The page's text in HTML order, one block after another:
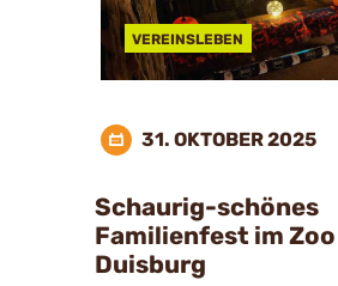
VEREINSLEBEN
31. OKTOBER 2025
Schaurig-schönes
Familienfest im Zoo
Duisburg